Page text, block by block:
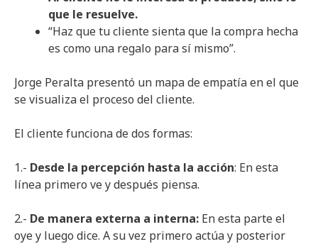
que le resuelve.
“Haz que tu cliente sienta que la compra hecha
es como una regalo para sí mismo”.
Jorge Peralta presentó un mapa de empatía en el que
se visualiza el proceso del cliente.
El cliente funciona de dos formas:
1.- Desde la percepción hasta la acción: En esta
línea primero ve y después piensa.
2.- De manera externa a interna: En esta parte el
oye y luego dice. A su vez primero actúa y posterior